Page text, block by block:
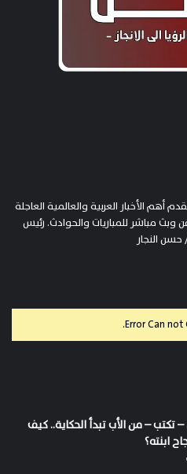
أهم الأخبار العربية والعالمية العاجلة
وبث مباشر للمباريات والحوادث. رئيس
حسن النجار
Error Can
تكتب – من الأب تبدأ الحكاية.. كيف
ابنته؟